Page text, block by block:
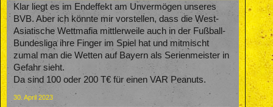
Klar liegt es im Endeffekt am Unvermögen unseres
BVB. Aber ich könnte mir vorstellen, dass die West-
Asiatische Wettmafia mittlerweile auch in der Fußball-
Bundesliga ihre Finger im Spiel hat und mitmischt
zumal man die Wetten auf Bayern als Serienmeister in
Gefahr sieht.
Da sind 100 oder 200 T€ für einen VAR Peanuts.
30. April 2023